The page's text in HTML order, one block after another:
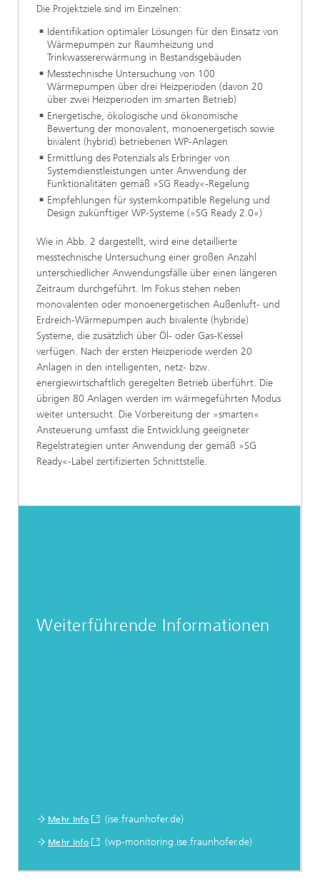
Die Projektziele sind im Einzelnen:
Identifikation optimaler Lösungen für den Einsatz von
Wärmepumpen zur Raumheizung und
Trinkwassererwärmung in Bestandsgebäuden
Messtechnische Untersuchung von 100
Wärmepumpen über drei Heizperioden (davon 20
über zwei Heizperioden im smarten Betrieb)
Energetische, ökologische und ökonomische
Bewertung der monovalent, monoenergetisch sowie
bivalent (hybrid) betriebenen WP-Anlagen
Ermittlung des Potenzials als Erbringer von
Systemdienstleistungen unter Anwendung der
Funktionalitäten gemäß »SG Ready«-Regelung
Empfehlungen für systemkompatible Regelung und
Design zukünftiger WP-Systeme (»SG Ready 2.0«)
Wie in Abb. 2 dargestellt, wird eine detaillierte
messtechnische Untersuchung einer großen Anzahl
unterschiedlicher Anwendungsfälle über einen längeren
Zeitraum durchgeführt. Im Fokus stehen neben
monovalenten oder monoenergetischen Außenluft- und
Erdreich-Wärmepumpen auch bivalente (hybride)
Systeme, die zusätzlich über Öl- oder Gas-Kessel
verfügen. Nach der ersten Heizperiode werden 20
Anlagen in den intelligenten, netz- bzw.
energiewirtschaftlich geregelten Betrieb überführt. Die
übrigen 80 Anlagen werden im wärmegeführten Modus
weiter untersucht. Die Vorbereitung der »smarten«
Ansteuerung umfasst die Entwicklung geeigneter
Regelstrategien unter Anwendung der gemäß »SG
Ready«-Label zertifizierten Schnittstelle.
Weiterführende Informationen
Mehr Info (ise.fraunhofer.de)
Mehr Info (wp-monitoring.ise.fraunhofer.de)